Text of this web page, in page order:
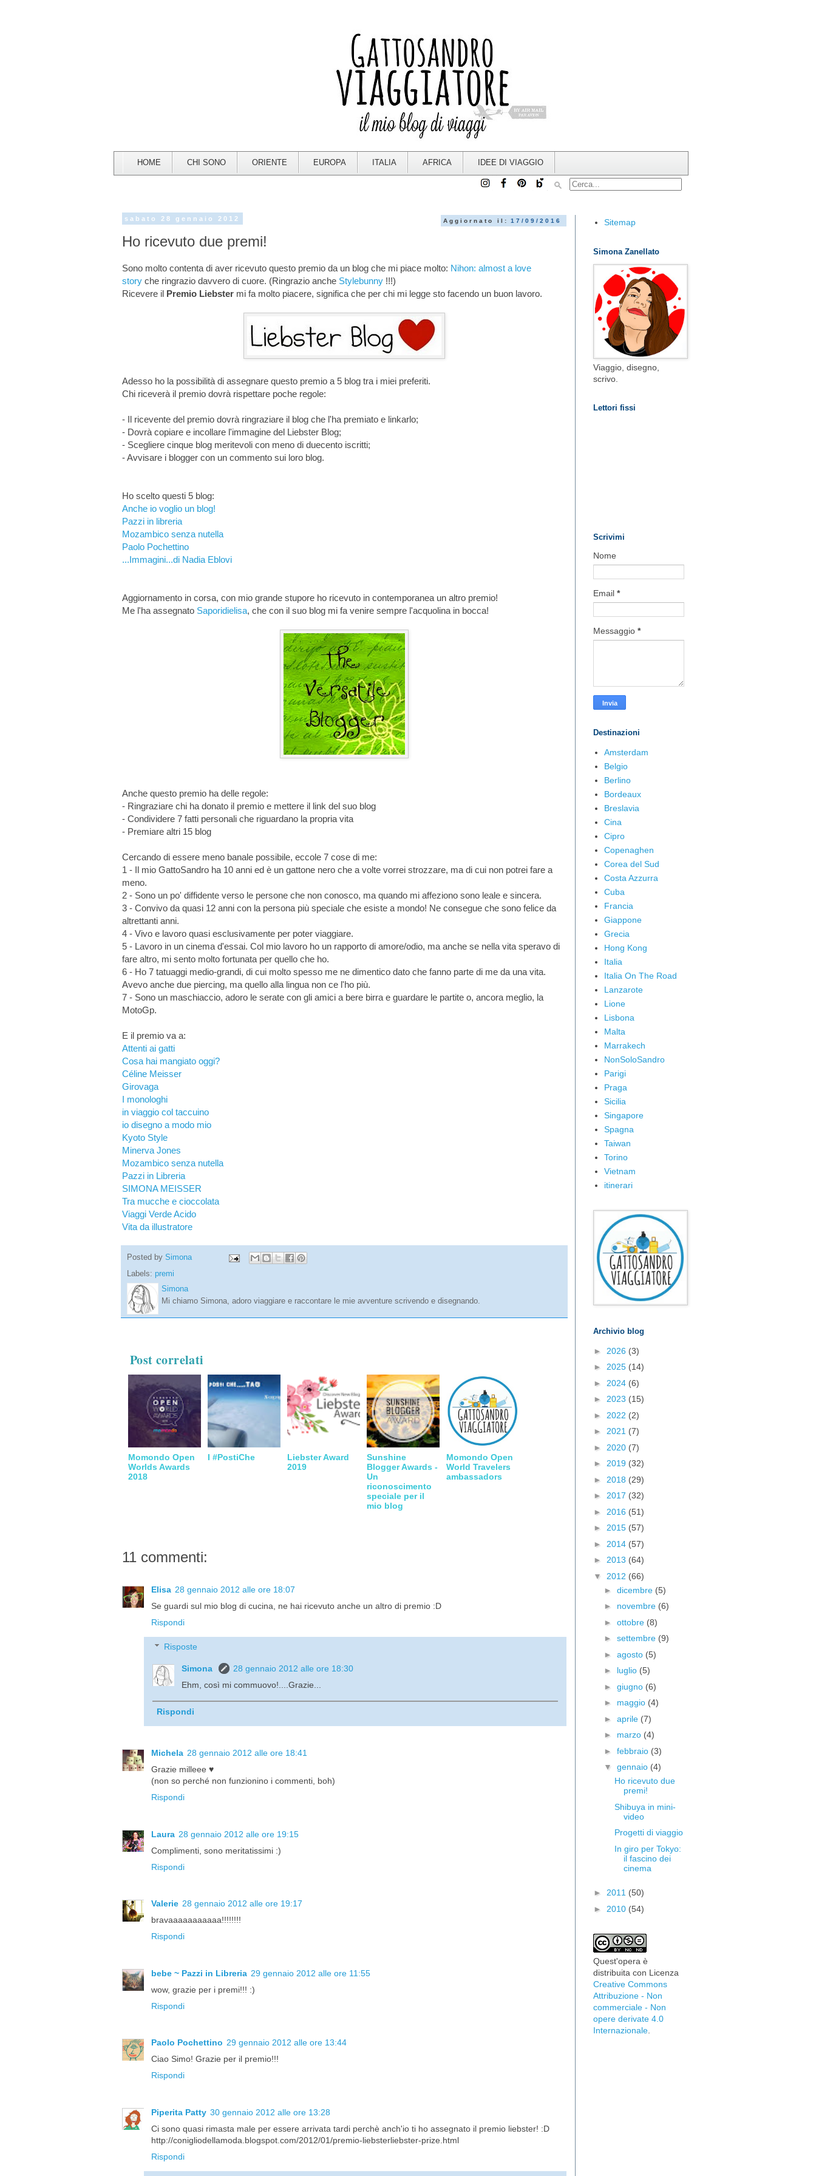
HOME CHI SONO ORIENTE EUROPA ITALIA AFRICA IDEE DI VIAGGIO
sabato 28 gennaio 2012 Aggiornato il: 17/09/2016
Ho ricevuto due premi!
Sono molto contenta di aver ricevuto questo premio da un blog che mi piace molto: Nihon: almost a love
story che ringrazio davvero di cuore. (Ringrazio anche Stylebunny !!!)
Ricevere il Premio Liebster mi fa molto piacere, significa che per chi mi legge sto facendo un buon lavoro.
Adesso ho la possibilità di assegnare questo premio a 5 blog tra i miei preferiti.
Chi riceverà il premio dovrà rispettare poche regole:
- Il ricevente del premio dovrà ringraziare il blog che l'ha premiato e linkarlo;
- Dovrà copiare e incollare l'immagine del Liebster Blog;
- Scegliere cinque blog meritevoli con meno di duecento iscritti;
- Avvisare i blogger con un commento sui loro blog.
Ho scelto questi 5 blog:
Anche io voglio un blog!
Pazzi in libreria
Mozambico senza nutella
Paolo Pochettino
...Immagini...di Nadia Eblovi
Aggiornamento in corsa, con mio grande stupore ho ricevuto in contemporanea un altro premio!
Me l'ha assegnato Saporidielisa, che con il suo blog mi fa venire sempre l'acquolina in bocca!
Anche questo premio ha delle regole:
- Ringraziare chi ha donato il premio e mettere il link del suo blog
- Condividere 7 fatti personali che riguardano la propria vita
- Premiare altri 15 blog
Cercando di essere meno banale possibile, eccole 7 cose di me:
1 - Il mio GattoSandro ha 10 anni ed è un gattone nero che a volte vorrei strozzare, ma di cui non potrei fare a
meno.
2 - Sono un po' diffidente verso le persone che non conosco, ma quando mi affeziono sono leale e sincera.
3 - Convivo da quasi 12 anni con la persona più speciale che esiste a mondo! Ne consegue che sono felice da
altrettanti anni.
4 - Vivo e lavoro quasi esclusivamente per poter viaggiare.
5 - Lavoro in un cinema d'essai. Col mio lavoro ho un rapporto di amore/odio, ma anche se nella vita speravo di
fare altro, mi sento molto fortunata per quello che ho.
6 - Ho 7 tatuaggi medio-grandi, di cui molto spesso me ne dimentico dato che fanno parte di me da una vita.
Avevo anche due piercing, ma quello alla lingua non ce l'ho più.
7 - Sono un maschiaccio, adoro le serate con gli amici a bere birra e guardare le partite o, ancora meglio, la
MotoGp.
E il premio va a:
Attenti ai gatti
Cosa hai mangiato oggi?
Céline Meisser
Girovaga
I monologhi
in viaggio col taccuino
io disegno a modo mio
Kyoto Style
Minerva Jones
Mozambico senza nutella
Pazzi in Libreria
SIMONA MEISSER
Tra mucche e cioccolata
Viaggi Verde Acido
Vita da illustratore
Posted by Simona
Labels: premi
Simona
Mi chiamo Simona, adoro viaggiare e raccontare le mie avventure scrivendo e disegnando.
Post correlati
Momondo Open
Worlds Awards
2018
I #PostiChe
Liebster Award
2019
Sunshine
Blogger Awards -
Un
riconoscimento
speciale per il
mio blog
Momondo Open
World Travelers
ambassadors
11 commenti:
Elisa 28 gennaio 2012 alle ore 18:07
Se guardi sul mio blog di cucina, ne hai ricevuto anche un altro di premio :D
Rispondi
Risposte
Simona
28 gennaio 2012 alle ore 18:30
Ehm, così mi commuovo!....Grazie...
Rispondi
Michela 28 gennaio 2012 alle ore 18:41
Grazie milleee ♥
(non so perché non funzionino i commenti, boh)
Rispondi
Laura 28 gennaio 2012 alle ore 19:15
Complimenti, sono meritatissimi :)
Rispondi
Valerie 28 gennaio 2012 alle ore 19:17
bravaaaaaaaaaaa!!!!!!!!
Rispondi
bebe ~ Pazzi in Libreria 29 gennaio 2012 alle ore 11:55
wow, grazie per i premi!!! :)
Rispondi
Paolo Pochettino 29 gennaio 2012 alle ore 13:44
Ciao Simo! Grazie per il premio!!!
Rispondi
Piperita Patty 30 gennaio 2012 alle ore 13:28
Ci sono quasi rimasta male per essere arrivata tardi perchè anch'io ti ho assegnato il premio liebster! :D
http://conigliodellamoda.blogspot.com/2012/01/premio-liebsterliebster-prize.html
Rispondi
Sitemap
Simona Zanellato
Viaggio, disegno,
scrivo.
Lettori fissi
Scrivimi
Nome
Email *
Messaggio *
Destinazioni
Amsterdam
Belgio
Berlino
Bordeaux
Breslavia
Cina
Cipro
Copenaghen
Corea del Sud
Costa Azzurra
Cuba
Francia
Giappone
Grecia
Hong Kong
Italia
Italia On The Road
Lanzarote
Lione
Lisbona
Malta
Marrakech
NonSoloSandro
Parigi
Praga
Sicilia
Singapore
Spagna
Taiwan
Torino
Vietnam
itinerari
Archivio blog
► 2026 (3)
► 2025 (14)
► 2024 (6)
► 2023 (15)
► 2022 (2)
► 2021 (7)
► 2020 (7)
► 2019 (32)
► 2018 (29)
► 2017 (32)
► 2016 (51)
► 2015 (57)
► 2014 (57)
► 2013 (64)
▼ 2012 (66)
► dicembre (5)
► novembre (6)
► ottobre (8)
► settembre (9)
► agosto (5)
► luglio (5)
► giugno (6)
► maggio (4)
► aprile (7)
► marzo (4)
► febbraio (3)
▼ gennaio (4)
Ho ricevuto due
premi!
Shibuya in mini-
video
Progetti di viaggio
In giro per Tokyo:
il fascino dei
cinema
► 2011 (50)
► 2010 (54)
Quest'opera è
distribuita con Licenza
Creative Commons
Attribuzione - Non
commerciale - Non
opere derivate 4.0
Internazionale